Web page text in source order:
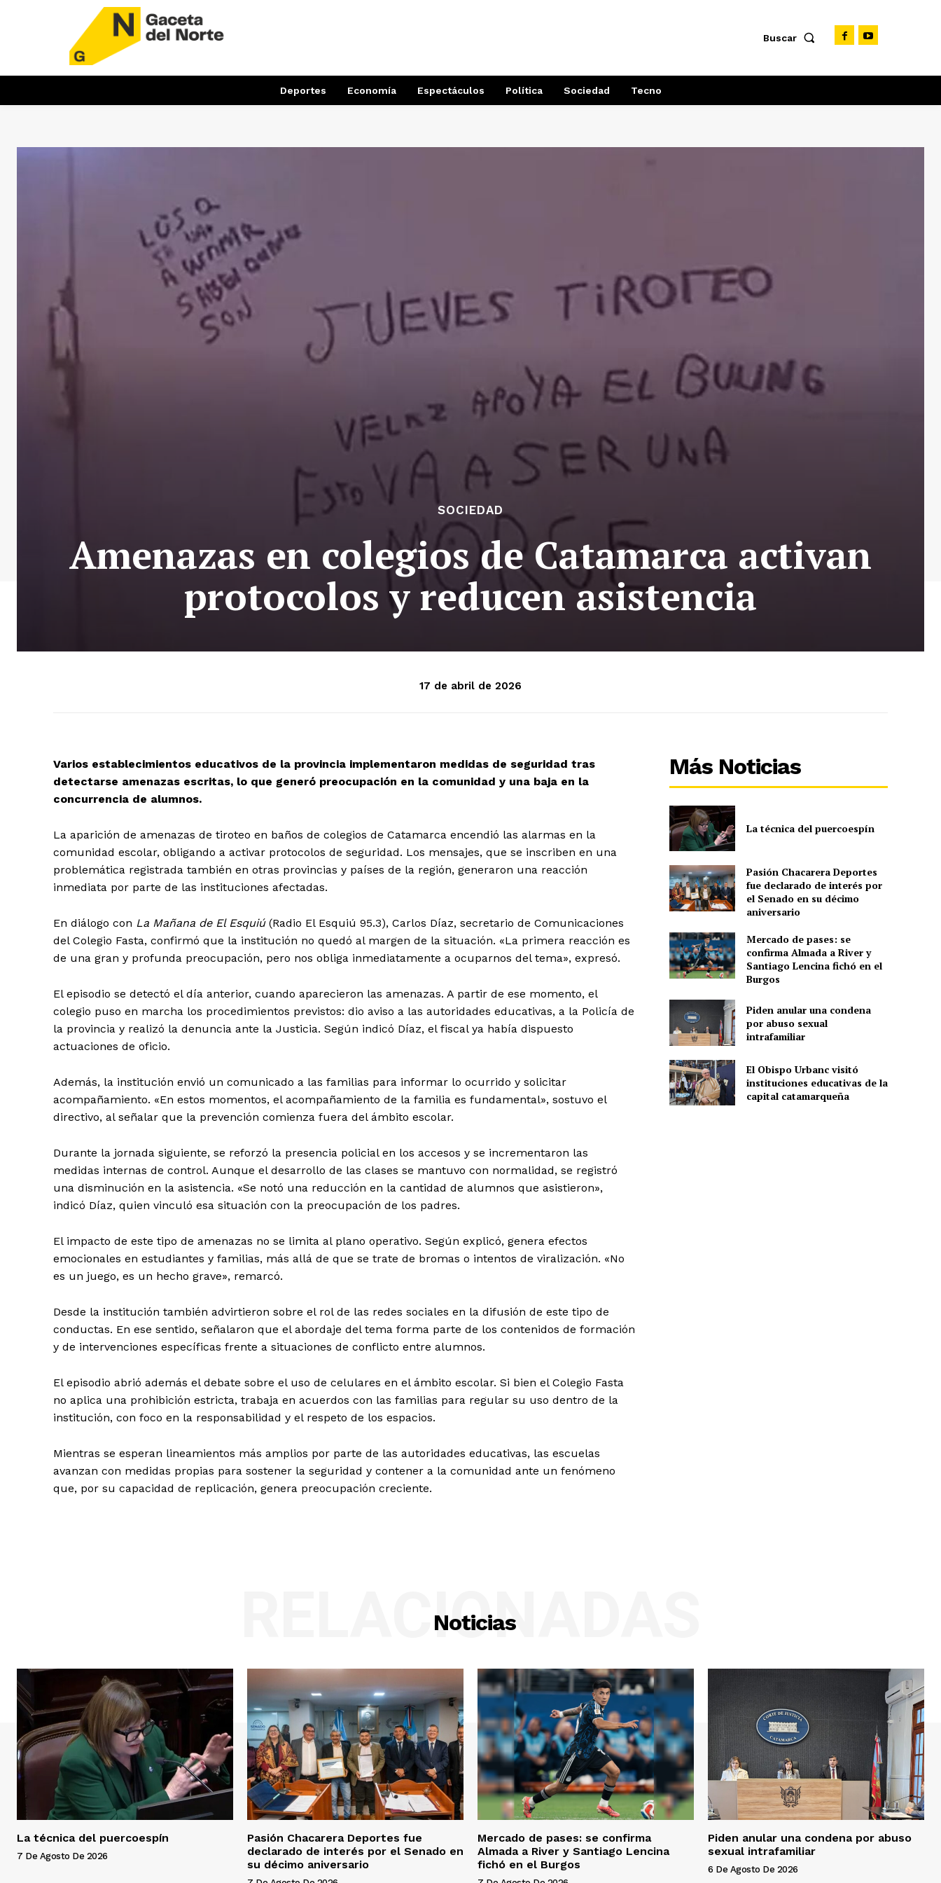
Buscar
Deportes Economía Espectáculos Política Sociedad Tecno
SOCIEDAD
Amenazas en colegios de Catamarca activan
protocolos y reducen asistencia
17 de abril de 2026
Varios establecimientos educativos de la provincia implementaron medidas de seguridad tras
detectarse amenazas escritas, lo que generó preocupación en la comunidad y una baja en la
concurrencia de alumnos.
La aparición de amenazas de tiroteo en baños de colegios de Catamarca encendió las alarmas en la
comunidad escolar, obligando a activar protocolos de seguridad. Los mensajes, que se inscriben en una
problemática registrada también en otras provincias y países de la región, generaron una reacción
inmediata por parte de las instituciones afectadas.
En diálogo con La Mañana de El Esquiú(Radio El Esquiú 95.3), Carlos Díaz, secretario de Comunicaciones
del Colegio Fasta, confirmó que la institución no quedó al margen de la situación. «La primera reacción es
de una gran y profunda preocupación, pero nos obliga inmediatamente a ocuparnos del tema», expresó.
El episodio se detectó el día anterior, cuando aparecieron las amenazas. A partir de ese momento, el
colegio puso en marcha los procedimientos previstos: dio aviso a las autoridades educativas, a la Policía de
la provincia y realizó la denuncia ante la Justicia. Según indicó Díaz, el fiscal ya había dispuesto
actuaciones de oficio.
Además, la institución envió un comunicado a las familias para informar lo ocurrido y solicitar
acompañamiento. «En estos momentos, el acompañamiento de la familia es fundamental», sostuvo el
directivo, al señalar que la prevención comienza fuera del ámbito escolar.
Durante la jornada siguiente, se reforzó la presencia policial en los accesos y se incrementaron las
medidas internas de control. Aunque el desarrollo de las clases se mantuvo con normalidad, se registró
una disminución en la asistencia. «Se notó una reducción en la cantidad de alumnos que asistieron»,
indicó Díaz, quien vinculó esa situación con la preocupación de los padres.
El impacto de este tipo de amenazas no se limita al plano operativo. Según explicó, genera efectos
emocionales en estudiantes y familias, más allá de que se trate de bromas o intentos de viralización. «No
es un juego, es un hecho grave», remarcó.
Desde la institución también advirtieron sobre el rol de las redes sociales en la difusión de este tipo de
conductas. En ese sentido, señalaron que el abordaje del tema forma parte de los contenidos de formación
y de intervenciones específicas frente a situaciones de conflicto entre alumnos.
El episodio abrió además el debate sobre el uso de celulares en el ámbito escolar. Si bien el Colegio Fasta
no aplica una prohibición estricta, trabaja en acuerdos con las familias para regular su uso dentro de la
institución, con foco en la responsabilidad y el respeto de los espacios.
Mientras se esperan lineamientos más amplios por parte de las autoridades educativas, las escuelas
avanzan con medidas propias para sostener la seguridad y contener a la comunidad ante un fenómeno
que, por su capacidad de replicación, genera preocupación creciente.
Más Noticias
La técnica del puercoespín
Pasión Chacarera Deportes
fue declarado de interés por
el Senado en su décimo
aniversario
Mercado de pases: se
confirma Almada a River y
Santiago Lencina fichó en el
Burgos
Piden anular una condena
por abuso sexual
intrafamiliar
El Obispo Urbanc visitó
instituciones educativas de la
capital catamarqueña
Noticias
RELACIONADAS
La técnica del puercoespín
7 De Agosto De 2026
Pasión Chacarera Deportes fue
declarado de interés por el Senado en
su décimo aniversario
Mercado de pases: se confirma
Almada a River y Santiago Lencina
fichó en el Burgos
Piden anular una condena por abuso
sexual intrafamiliar
6 De Agosto De 2026